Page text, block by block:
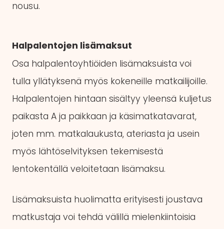
nousu.
Halpalentojen lisämaksut
Osa halpalentoyhtiöiden lisämaksuista voi
tulla yllätyksenä myös kokeneille matkailijoille.
Halpalentojen hintaan sisältyy yleensä kuljetus
paikasta A ja paikkaan ja käsimatkatavarat,
joten mm. matkalaukusta, ateriasta ja usein
myös lähtöselvityksen tekemisestä
lentokentällä veloitetaan lisämaksu.
Lisämaksuista huolimatta erityisesti joustava
matkustaja voi tehdä välillä mielenkiintoisia